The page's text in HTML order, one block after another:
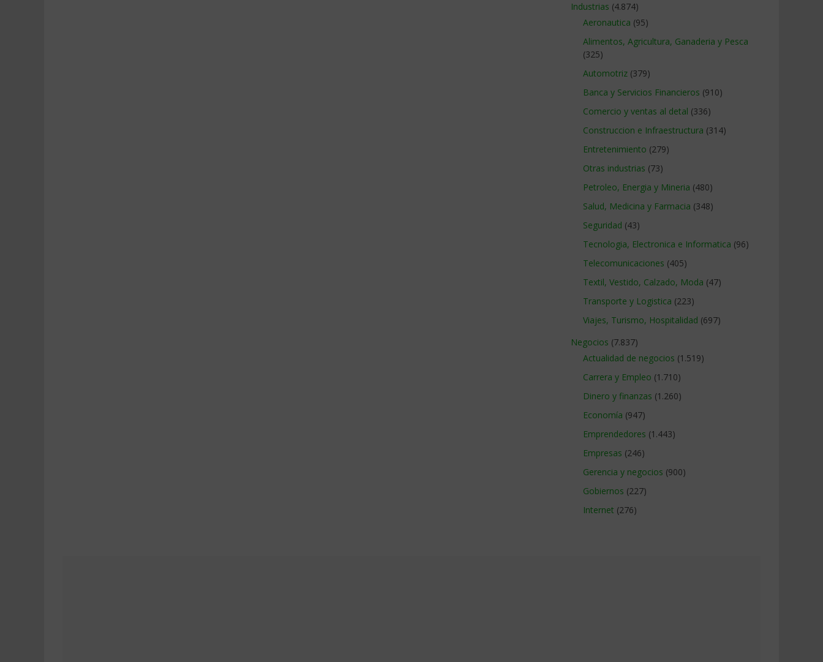
Industrias (4.874)
Aeronautica (95)
Alimentos, Agricultura, Ganaderia y Pesca
(325)
Automotriz (379)
Banca y Servicios Financieros (910)
Comercio y ventas al detal (336)
Construccion e Infraestructura (314)
Entretenimiento (279)
Otras industrias (73)
Petroleo, Energia y Mineria (480)
Salud, Medicina y Farmacia (348)
Seguridad (43)
Tecnologia, Electronica e Informatica (96)
Telecomunicaciones (405)
Textil, Vestido, Calzado, Moda (47)
Transporte y Logistica (223)
Viajes, Turismo, Hospitalidad (697)
Negocios (7.837)
Actualidad de negocios (1.519)
Carrera y Empleo (1.710)
Dinero y finanzas (1.260)
Economía (947)
Emprendedores (1.443)
Empresas (246)
Gerencia y negocios (900)
Gobiernos (227)
Internet (276)